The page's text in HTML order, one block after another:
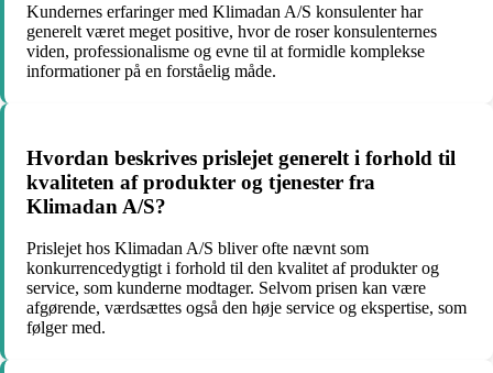
Kundernes erfaringer med Klimadan A/S konsulenter har
generelt været meget positive, hvor de roser konsulenternes
viden, professionalisme og evne til at formidle komplekse
informationer på en forståelig måde.
Hvordan beskrives prislejet generelt i forhold til
kvaliteten af produkter og tjenester fra
Klimadan A/S?
Prislejet hos Klimadan A/S bliver ofte nævnt som
konkurrencedygtigt i forhold til den kvalitet af produkter og
service, som kunderne modtager. Selvom prisen kan være
afgørende, værdsættes også den høje service og ekspertise, som
følger med.